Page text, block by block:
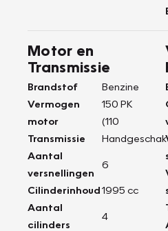
Motor en
Transmissie
Brandstof
Benzine
Vermogen
motor
150 PK
(110
Transmissie
Aantal
versnellingen
6
Cilinderinhoud1995 cc
Aantal
cilinders
4